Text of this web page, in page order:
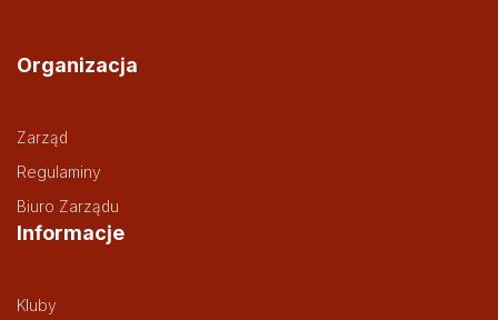
Organizacja
Zarząd
Regulaminy
Biuro Zarządu
Informacje
Kluby